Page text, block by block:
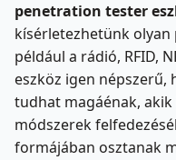
penetration tester
kísérletezhetünk
például a rádió, RFID,
eszköz igen népszerű,
tudhat magáénak,
módszerek
formájában osztanak